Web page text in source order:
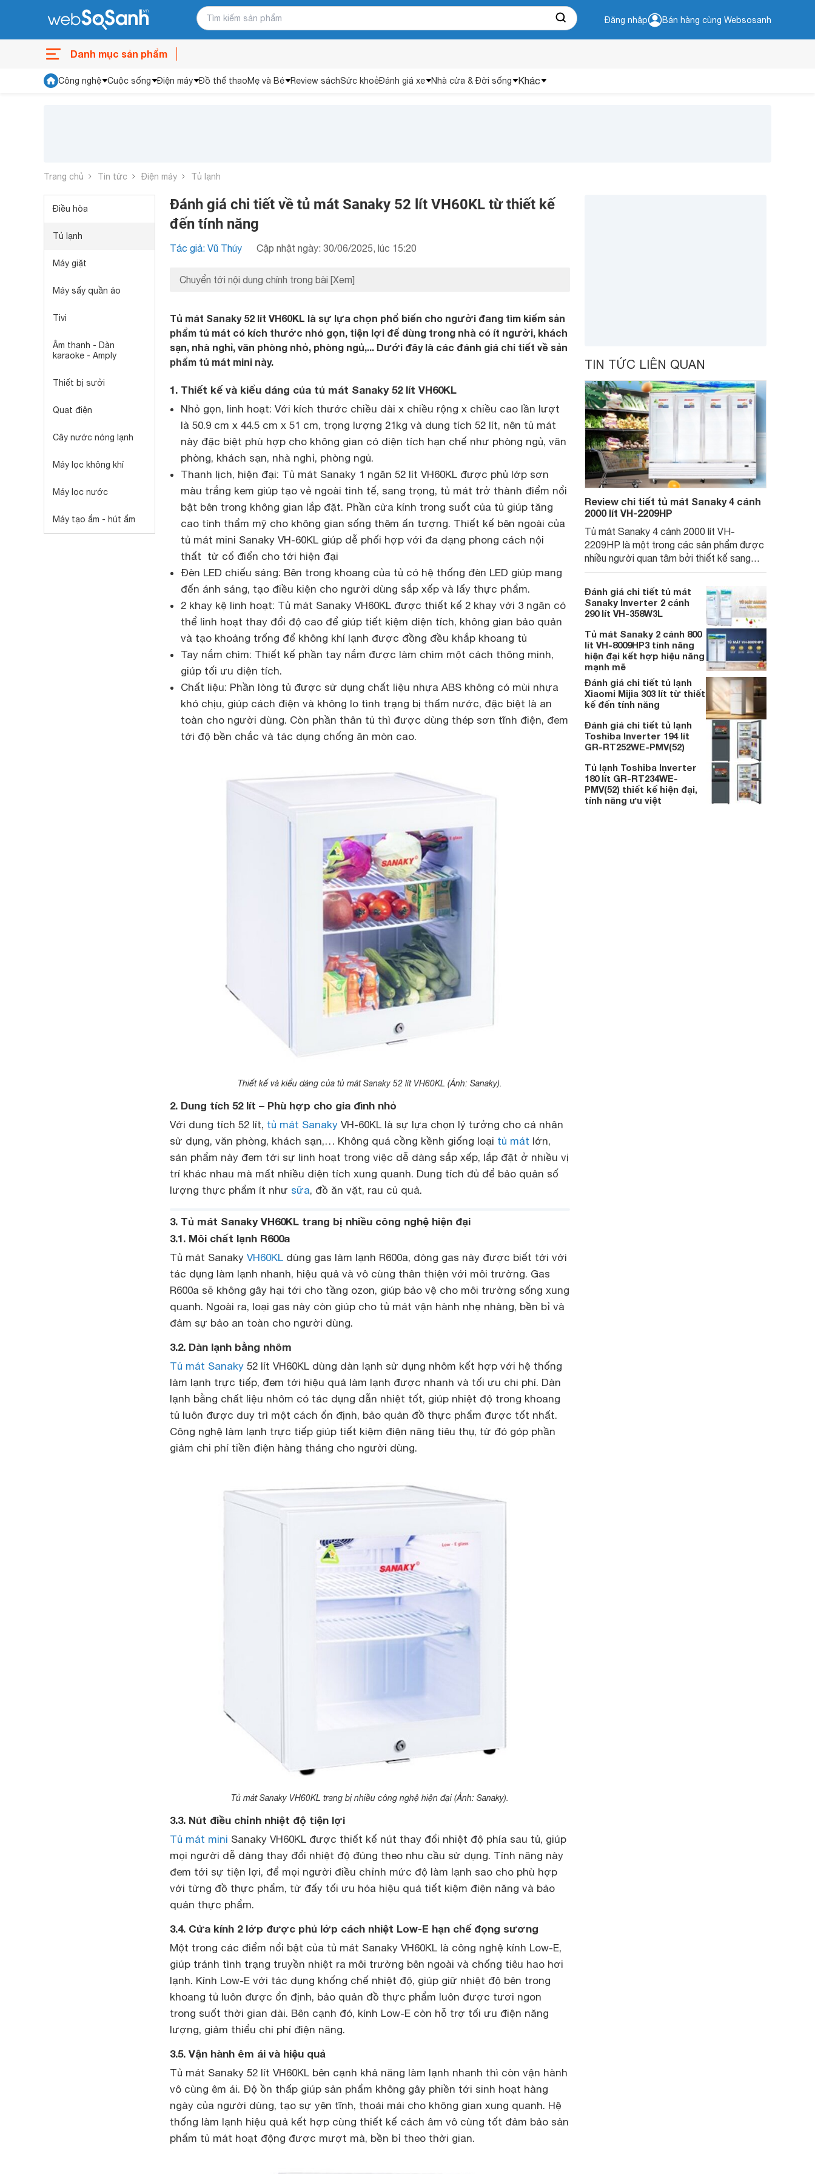
Đăng nhập Bán hàng cùng Websosanh
Danh mục sản phẩm
Công nghệ Cuộc sống Điện máy Đồ thể thaoMẹ và Bé Review sáchSức khoẻĐánh giá xe Nhà cửa & Đời sống Khác
Trang chủ Tin tức Điện máy Tủ lạnh
Điều hòa
Tủ lạnh
Máy giặt
Máy sấy quần áo
Tivi
Âm thanh - Dàn
karaoke - Amply
Thiết bị sưởi
Quạt điện
Cây nước nóng lạnh
Máy lọc không khí
Máy lọc nước
Máy tạo ẩm - hút ẩm
Đánh giá chi tiết về tủ mát Sanaky 52 lít VH60KL từ thiết kế
đến tính năng
Tác giả: Vũ Thúy Cập nhật ngày: 30/06/2025, lúc 15:20
Chuyển tới nội dung chính trong bài [Xem]
Tủ mát Sanaky 52 lít VH60KL là sự lựa chọn phổ biến cho người đang tìm kiếm sản
phẩm tủ mát có kích thước nhỏ gọn, tiện lợi để dùng trong nhà có ít người, khách
sạn, nhà nghỉ, văn phòng nhỏ, phòng ngủ,... Dưới đây là các đánh giá chi tiết về sản
phẩm tủ mát mini này.
1. Thiết kế và kiểu dáng của tủ mát Sanaky 52 lít VH60KL
Nhỏ gọn, linh hoạt: Với kích thước chiều dài x chiều rộng x chiều cao lần lượt
là 50.9 cm x 44.5 cm x 51 cm, trọng lượng 21kg và dung tích 52 lít, nên tủ mát
này đặc biệt phù hợp cho không gian có diện tích hạn chế như phòng ngủ, văn
phòng, khách sạn, nhà nghỉ, phòng ngủ.
Thanh lịch, hiện đại: Tủ mát Sanaky 1 ngăn 52 lít VH60KL được phủ lớp sơn
màu trắng kem giúp tạo vẻ ngoài tinh tế, sang trọng, tủ mát trở thành điểm nổi
bật bên trong không gian lắp đặt. Phần cửa kính trong suốt của tủ giúp tăng
cao tính thẩm mỹ cho không gian sống thêm ấn tượng. Thiết kế bên ngoài của
tủ mát mini Sanaky VH-60KL giúp dễ phối hợp với đa dạng phong cách nội
thất từ cổ điển cho tới hiện đại
Đèn LED chiếu sáng: Bên trong khoang của tủ có hệ thống đèn LED giúp mang
đến ánh sáng, tạo điều kiện cho người dùng sắp xếp và lấy thực phẩm.
2 khay kệ linh hoạt: Tủ mát Sanaky VH60KL được thiết kế 2 khay với 3 ngăn có
thể linh hoạt thay đổi độ cao để giúp tiết kiệm diện tích, không gian bảo quản
và tạo khoảng trống để không khí lạnh được đồng đều khắp khoang tủ
Tay nắm chìm: Thiết kế phần tay nắm được làm chìm một cách thông minh,
giúp tối ưu diện tích.
Chất liệu: Phần lòng tủ được sử dụng chất liệu nhựa ABS không có mùi nhựa
khó chịu, giúp cách điện và không lo tình trạng bị thấm nước, đặc biệt là an
toàn cho người dùng. Còn phần thân tủ thì được dùng thép sơn tĩnh điện, đem
tới độ bền chắc và tác dụng chống ăn mòn cao.
Thiết kế và kiểu dáng của tủ mát Sanaky 52 lít VH60KL (Ảnh: Sanaky).
2. Dung tích 52 lít – Phù hợp cho gia đình nhỏ
Với dung tích 52 lít, tủ mát Sanaky VH-60KL là sự lựa chọn lý tưởng cho cá nhân
sử dụng, văn phòng, khách sạn,… Không quá cồng kềnh giống loại tủ mát lớn,
sản phẩm này đem tới sự linh hoạt trong việc dễ dàng sắp xếp, lắp đặt ở nhiều vị
trí khác nhau mà mất nhiều diện tích xung quanh. Dung tích đủ để bảo quản số
lượng thực phẩm ít như sữa, đồ ăn vặt, rau củ quả.
3. Tủ mát Sanaky VH60KL trang bị nhiều công nghệ hiện đại
3.1. Môi chất lạnh R600a
Tủ mát Sanaky VH60KL dùng gas làm lạnh R600a, dòng gas này được biết tới với
tác dụng làm lạnh nhanh, hiệu quả và vô cùng thân thiện với môi trường. Gas
R600a sẽ không gây hại tới cho tầng ozon, giúp bảo vệ cho môi trường sống xung
quanh. Ngoài ra, loại gas này còn giúp cho tủ mát vận hành nhẹ nhàng, bền bỉ và
đảm sự bảo an toàn cho người dùng.
3.2. Dàn lạnh bằng nhôm
Tủ mát Sanaky 52 lít VH60KL dùng dàn lạnh sử dụng nhôm kết hợp với hệ thống
làm lạnh trực tiếp, đem tới hiệu quả làm lạnh được nhanh và tối ưu chi phí. Dàn
lạnh bằng chất liệu nhôm có tác dụng dẫn nhiệt tốt, giúp nhiệt độ trong khoang
tủ luôn được duy trì một cách ổn định, bảo quản đồ thực phẩm được tốt nhất.
Công nghệ làm lạnh trực tiếp giúp tiết kiệm điện năng tiêu thụ, từ đó góp phần
giảm chi phí tiền điện hàng tháng cho người dùng.
Tủ mát Sanaky VH60KL trang bị nhiều công nghệ hiện đại (Ảnh: Sanaky).
3.3. Nút điều chỉnh nhiệt độ tiện lợi
Tủ mát mini Sanaky VH60KL được thiết kế nút thay đổi nhiệt độ phía sau tủ, giúp
mọi người dễ dàng thay đổi nhiệt độ đúng theo nhu cầu sử dụng. Tính năng này
đem tới sự tiện lợi, để mọi người điều chỉnh mức độ làm lạnh sao cho phù hợp
với từng đồ thực phẩm, từ đấy tối ưu hóa hiệu quả tiết kiệm điện năng và bảo
quản thực phẩm.
3.4. Cửa kính 2 lớp được phủ lớp cách nhiệt Low-E hạn chế đọng sương
Một trong các điểm nổi bật của tủ mát Sanaky VH60KL là công nghệ kính Low-E,
giúp tránh tình trạng truyền nhiệt ra môi trường bên ngoài và chống tiêu hao hơi
lạnh. Kính Low-E với tác dụng khống chế nhiệt độ, giúp giữ nhiệt độ bên trong
khoang tủ luôn được ổn định, bảo quản đồ thực phẩm luôn được tươi ngon
trong suốt thời gian dài. Bên cạnh đó, kính Low-E còn hỗ trợ tối ưu điện năng
lượng, giảm thiểu chi phí điện năng.
3.5. Vận hành êm ái và hiệu quả
Tủ mát Sanaky 52 lít VH60KL bên cạnh khả năng làm lạnh nhanh thì còn vận hành
vô cùng êm ái. Độ ồn thấp giúp sản phẩm không gây phiền tới sinh hoạt hàng
ngày của người dùng, tạo sự yên tĩnh, thoải mái cho không gian xung quanh. Hệ
thống làm lạnh hiệu quả kết hợp cùng thiết kế cách âm vô cùng tốt đảm bảo sản
phẩm tủ mát hoạt động được mượt mà, bền bỉ theo thời gian.
TIN TỨC LIÊN QUAN
Review chi tiết tủ mát Sanaky 4 cánh
2000 lít VH-2209HP
Tủ mát Sanaky 4 cánh 2000 lít VH-
2209HP là một trong các sản phẩm được
nhiều người quan tâm bởi thiết kế sang
trọng dung tích lớn và nhiều công nghệ
hiện đại. Cùng Websosanh.vn đi tìm hiểu
chi tiết về thiết kế, công nghệ và các tiện
ích của thiết bị này nhé.
Đánh giá chi tiết tủ mát
Sanaky Inverter 2 cánh
290 lít VH-358W3L
Tủ mát Sanaky 2 cánh 800
lít VH-8009HP3 tính năng
hiện đại kết hợp hiệu năng
mạnh mẽ
Đánh giá chi tiết tủ lạnh
Xiaomi Mijia 303 lít từ thiết
kế đến tính năng
Đánh giá chi tiết tủ lạnh
Toshiba Inverter 194 lít
GR-RT252WE-PMV(52)
Tủ lạnh Toshiba Inverter
180 lít GR-RT234WE-
PMV(52) thiết kế hiện đại,
tính năng ưu việt